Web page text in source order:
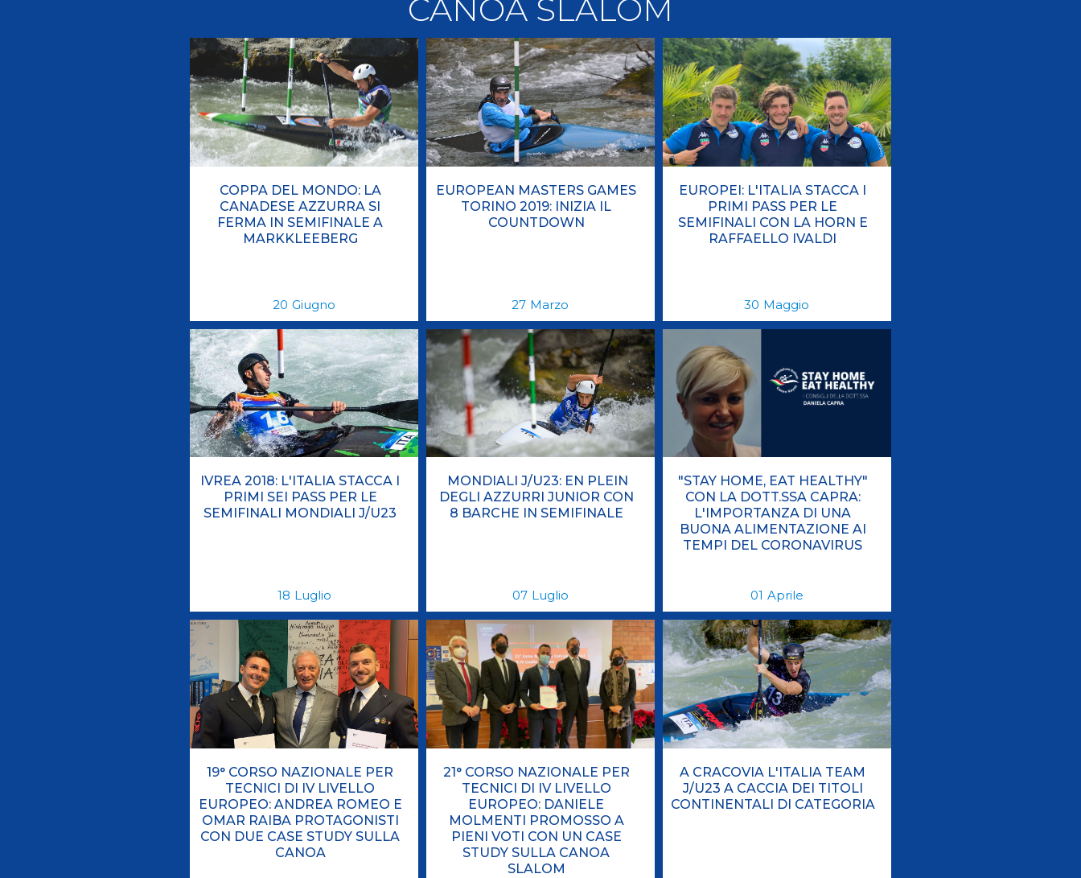
Risultati On Line
Tesseramento
Nuova Canoa Ricerca
Canoa Kayak on-line
Convegni e Documenti
Albo Tecnici
Invito Pubblico Organi di Giustizia
Antidoping Calendari Agonistici Collegio degli Ufficiali di Gara Sport per tutti Risultati On Line Tesseramento
Mappa del sito Cerca Contatti Photogallery Videogallery Whistleblowing Federazione Trasparente
Privacy Policy
Cookie policy
CANOA SLALOM
COPPA DEL MONDO: LA
CANADESE AZZURRA SI
FERMA IN SEMIFINALE A
MARKKLEEBERG
20 Giugno
EUROPEAN MASTERS GAMES
TORINO 2019: INIZIA IL
COUNTDOWN
27 Marzo
EUROPEI: L'ITALIA STACCA I
PRIMI PASS PER LE
SEMIFINALI CON LA HORN E
RAFFAELLO IVALDI
30 Maggio
IVREA 2018: L'ITALIA STACCA I
PRIMI SEI PASS PER LE
SEMIFINALI MONDIALI J/U23
18 Luglio
MONDIALI J/U23: EN PLEIN
DEGLI AZZURRI JUNIOR CON
8 BARCHE IN SEMIFINALE
07 Luglio
"STAY HOME, EAT HEALTHY"
CON LA DOTT.SSA CAPRA:
L'IMPORTANZA DI UNA
BUONA ALIMENTAZIONE AI
TEMPI DEL CORONAVIRUS
01 Aprile
19° CORSO NAZIONALE PER
TECNICI DI IV LIVELLO
EUROPEO: ANDREA ROMEO E
OMAR RAIBA PROTAGONISTI
CON DUE CASE STUDY SULLA
CANOA
21° CORSO NAZIONALE PER
TECNICI DI IV LIVELLO
EUROPEO: DANIELE
MOLMENTI PROMOSSO A
PIENI VOTI CON UN CASE
STUDY SULLA CANOA
SLALOM
A CRACOVIA L'ITALIA TEAM
J/U23 A CACCIA DEI TITOLI
CONTINENTALI DI CATEGORIA